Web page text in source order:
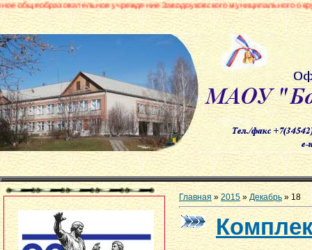
учреждение Заводоуковского муниципального округа
Главная »2015 » Декабрь » 18